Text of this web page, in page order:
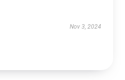
Nov 3, 2024